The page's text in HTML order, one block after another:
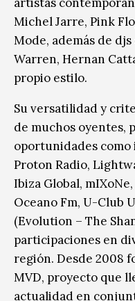
Michel Jarre, Pink
Mode, además de
Warren, Hernan
propio estilo.
Su versatilidad y
de muchos oyentes,
oportunidades
Proton Radio,
Ibiza Global,
Oceano Fm, U-Club
(Evolution – The
participaciones en
región. Desde 2008
MVD, proyecto que
actualidad en